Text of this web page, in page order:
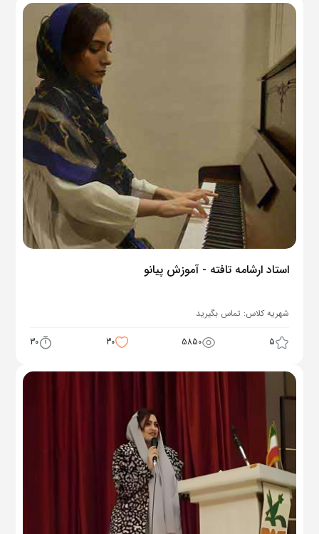
استاد ارشامه تافته - آموزش پیانو
شهریه کلاس: تماس بگیرید
5
5850
30
30